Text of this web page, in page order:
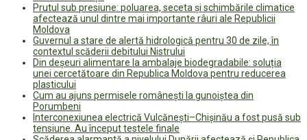
Prutul sub presiune: poluarea, seceta și schimbările climatice
afectează unul dintre mai importante râuri ale Republicii
Moldova
Guvernul a stare de alertă hidrologică pentru 30 de zile, în
contextul scăderii debitului Nistrului
Din deșeuri alimentare la ambalaje biodegradabile: soluția
unei cercetătoare din Republica Moldova pentru reducerea
plasticului
Cum au ajuns permisele românești la gunoiștea din
Porumbeni
Interconexiunea electrică Vulcănești–Chișinău a fost pusă sub
tensiune. Au început testele finale